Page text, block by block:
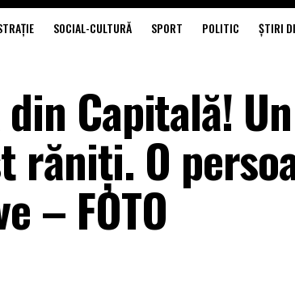
SOCIAL-CULTURĂ SPORT POLITIC ŞTIRI
din Capitală!
O
– FOTO